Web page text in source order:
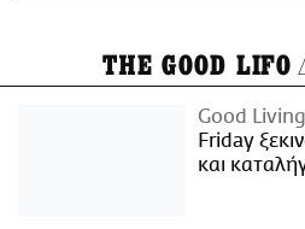
THE GOOD LIFO
Good Living
Friday
και